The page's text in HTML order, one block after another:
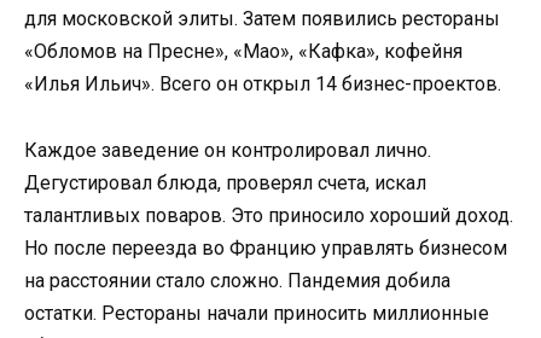
для московской элиты. Затем появились рестораны
«Обломов на Пресне», «Мао», «Кафка», кофейня
«Илья Ильич». Всего он открыл 14 бизнес-проектов.
Каждое заведение он контролировал лично.
Дегустировал блюда, проверял счета, искал
талантливых поваров. Это приносило хороший доход.
Но после переезда во Францию управлять бизнесом
на расстоянии стало сложно. Пандемия добила
остатки. Рестораны начали приносить миллионные